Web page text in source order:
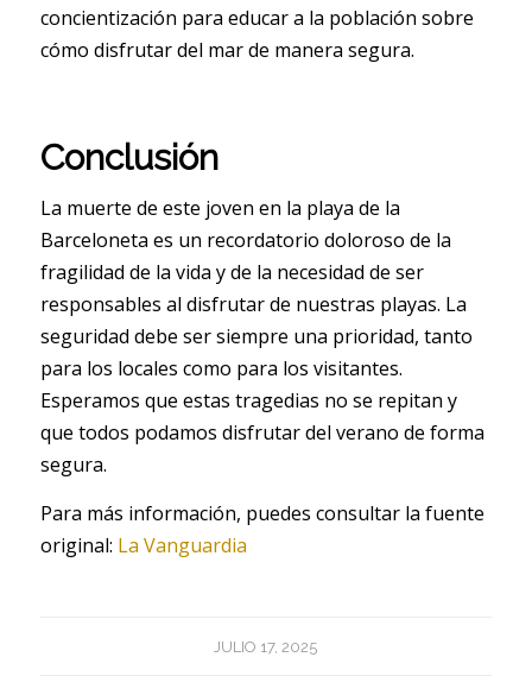
concientización para educar a la población sobre
cómo disfrutar del mar de manera segura.
Conclusión
La muerte de este joven en la playa de la
Barceloneta es un recordatorio doloroso de la
fragilidad de la vida y de la necesidad de ser
responsables al disfrutar de nuestras playas. La
seguridad debe ser siempre una prioridad, tanto
para los locales como para los visitantes.
Esperamos que estas tragedias no se repitan y
que todos podamos disfrutar del verano de forma
segura.
Para más información, puedes consultar la fuente
original: La Vanguardia
JULIO 17, 2025